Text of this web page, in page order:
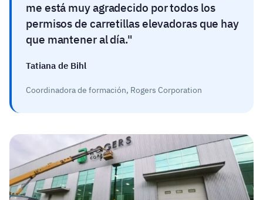
me está muy agradecido por todos los
permisos de carretillas elevadoras que hay
que mantener al día.
Tatiana de Bihl
Coordinadora de formación, Rogers Corporation